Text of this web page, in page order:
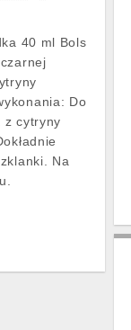
40 ml Bols
Do
z cytryny
Na